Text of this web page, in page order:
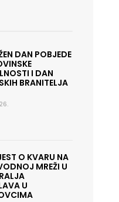
DAN POBJEDE
I DAN
BRANITELJA
O KVARU NA
MREŽI U
U